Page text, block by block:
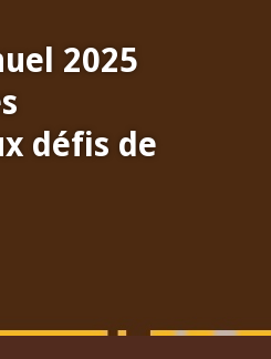
2025
défis de